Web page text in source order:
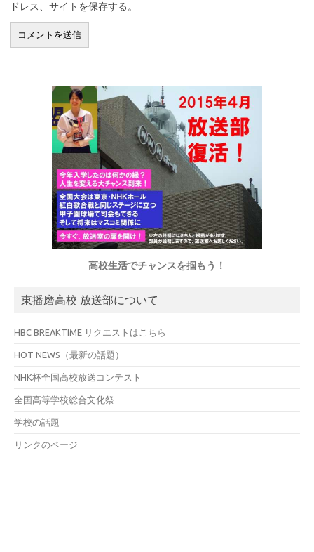
ドレス、サイトを保存する。
高校生活でチャンスを掴もう！
東播磨高校 放送部について
HBC BREAKTIME リクエストはこちら
HOT NEWS（最新の話題）
NHK杯全国高校放送コンテスト
全国高等学校総合文化祭
学校の話題
リンクのページ